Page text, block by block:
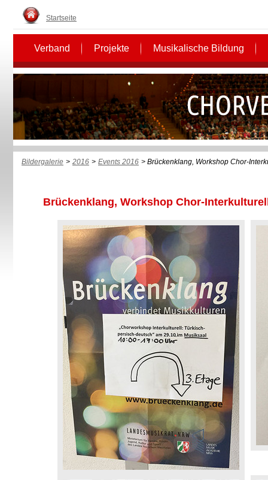
Startseite
Verband Projekte Musikalische Bildung
Bildergalerie > 2016 > Events 2016 > Brückenklang, Workshop Chor-
Brückenklang, Workshop Chor-